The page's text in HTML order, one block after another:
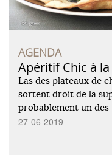
AGENDA
Apéritif Chic à
Las des plateaux de
sortent droit de la
probablement un
27-06-2019